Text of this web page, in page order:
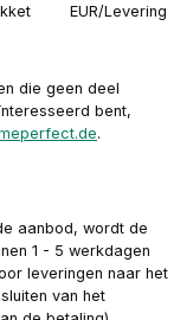
EUR/Levering
die geen deel
bent,
.
aanbod, wordt de
1 - 5 werkdagen
leveringen naar het
van het